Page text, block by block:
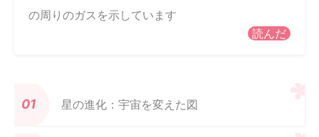
の周りのガスを示しています
読んだ
星の進化：宇宙を変えた図